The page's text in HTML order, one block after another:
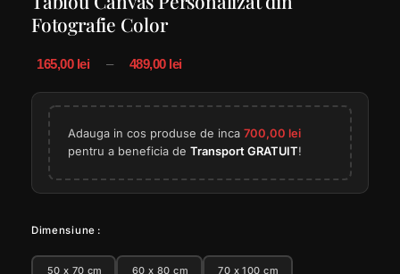
Fotografie Color
165,00 lei – 489,00 lei
Adauga in cos produse de inca 700,00 lei
pentru a beneficia de Transport GRATUIT!
Dimensiune
50 x 70 cm 60 x 80 cm 70 x 100 cm